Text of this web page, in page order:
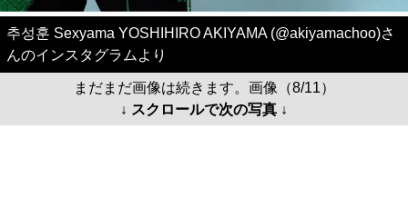
추성훈 Sexyama YOSHIHIRO AKIYAMA (@akiyamachoo)さ
んのインスタグラムより
まだまだ画像は続きます。画像（8/11）
↓ スクロールで次の写真 ↓